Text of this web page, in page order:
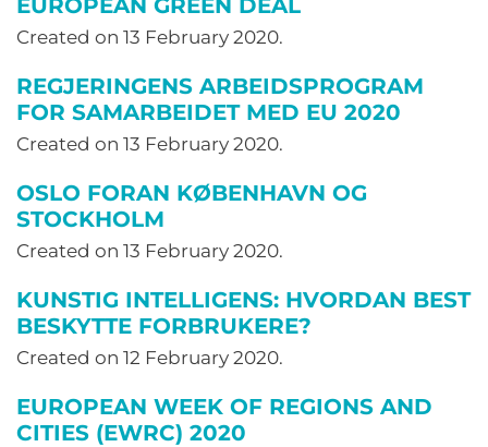
EUROPEAN GREEN DEAL
Created on 13 February 2020.
REGJERINGENS ARBEIDSPROGRAM
FOR SAMARBEIDET MED EU 2020
Created on 13 February 2020.
OSLO FORAN KØBENHAVN OG
STOCKHOLM
Created on 13 February 2020.
KUNSTIG INTELLIGENS: HVORDAN BEST
BESKYTTE FORBRUKERE?
Created on 12 February 2020.
EUROPEAN WEEK OF REGIONS AND
CITIES (EWRC) 2020